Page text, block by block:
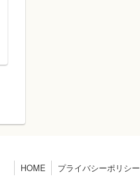
HOME プライバシーポリシー